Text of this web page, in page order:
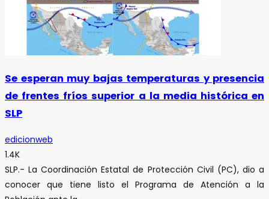
Se esperan muy bajas temperaturas y presencia
de frentes fríos superior a la media histórica en
SLP
edicionweb
1.4K
SLP.- La Coordinación Estatal de Protección Civil (PC), dio a
conocer que tiene listo el Programa de Atención a la